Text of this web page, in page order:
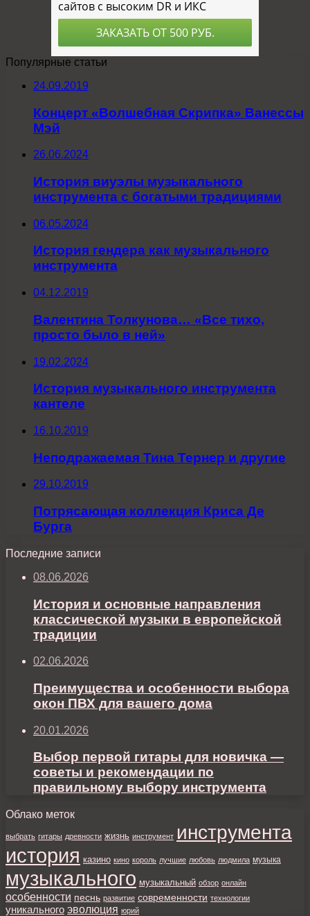
Популярные статьи
24.09.2019
Концерт «Волшебная Скрипка» Ванессы
Мэй
26.06.2024
История виуэлы музыкального
инструмента с богатыми традициями
06.05.2024
История гендера как музыкального
инструмента
04.12.2019
Валентина Толкунова… «Все тихо,
просто было в ней»
19.02.2024
История музыкального инструмента
кантеле
16.10.2019
Неподражаемая Тина Тернер и другие
29.10.2019
Потрясающая коллекция Криса Де
Бурга
Последние записи
08.06.2026
История и основные направления
классической музыки в европейской
традиции
02.06.2026
Преимущества и особенности выбора
окон ПВХ для вашего дома
20.01.2026
Выбор первой гитары для новичка —
советы и рекомендации по
правильному выбору инструмента
Облако меток
выбрать гитары древности жизнь инструмент инструмента
история казино кино король лучшие любовь людмила музыка
музыкального музыкальный обзор онлайн
особенности песнь развитие современности технологии
уникального эволюция юрий